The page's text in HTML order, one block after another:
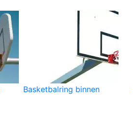
Basketbalring binnen